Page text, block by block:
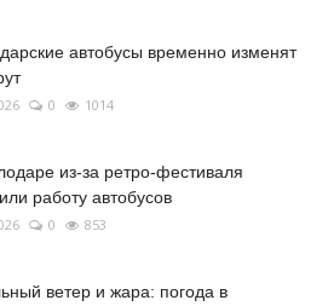
автобусы временно изменят
0 1014
из-за ретро-фестиваля
работу автобусов
0 853
ветер и жара: погода в